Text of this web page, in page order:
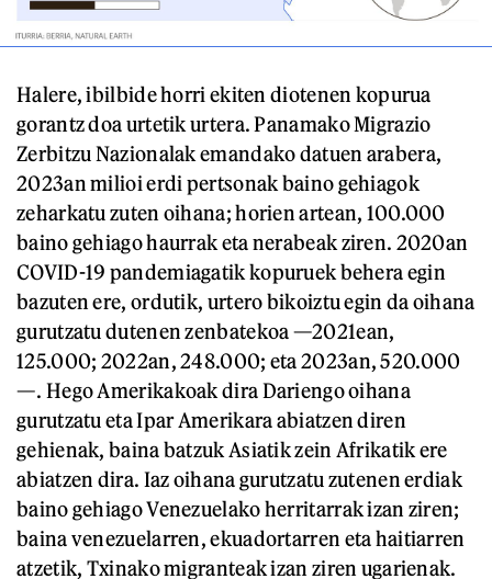
Halere, ibilbide horri ekiten diotenen kopurua
gorantz doa urtetik urtera. Panamako Migrazio
Zerbitzu Nazionalak emandako datuen arabera,
2023an milioi erdi pertsonak baino gehiagok
zeharkatu zuten oihana; horien artean, 100.000
baino gehiago haurrak eta nerabeak ziren. 2020an
COVID-19 pandemiagatik kopuruek behera egin
bazuten ere, ordutik, urtero bikoiztu egin da oihana
gurutzatu dutenen zenbatekoa —2021ean,
125.000; 2022an, 248.000; eta 2023an, 520.000
—. Hego Amerikakoak dira Dariengo oihana
gurutzatu eta Ipar Amerikara abiatzen diren
gehienak, baina batzuk Asiatik zein Afrikatik ere
abiatzen dira. Iaz oihana gurutzatu zutenen erdiak
baino gehiago Venezuelako herritarrak izan ziren;
baina venezuelarren, ekuadortarren eta haitiarren
atzetik, Txinako migranteak izan ziren ugarienak.